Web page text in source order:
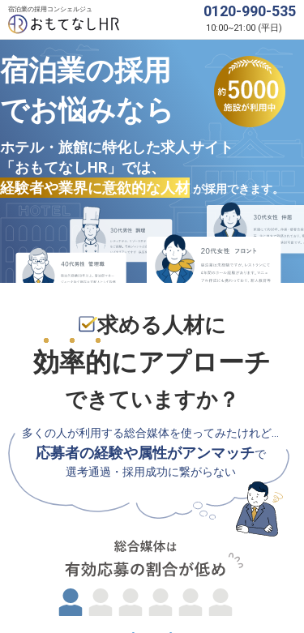
宿泊業の採用コンシェルジュ 0120-990-535
10:00~21:00 (平日)
宿泊業の採用
でお悩みなら
ホテル・旅館に特化した求人サイト
「おもてなしHR」では、
経験者や業界に意欲的な人材 が採用できます。
求める人材に
効率的にアプローチ
できていますか？
多くの人が利用する総合媒体を使ってみたけれど…
応募者の経験や属性がアンマッチで
選考通過・採用成功に繋がらない